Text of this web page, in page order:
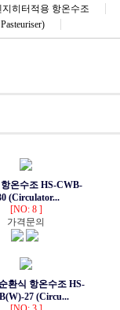
지히터적용 항온수조
온수조 HS-CWB-
(Circulator...
[NO: 8 ]
가격문의
환식 항온수조 HS-
27 (Circu...